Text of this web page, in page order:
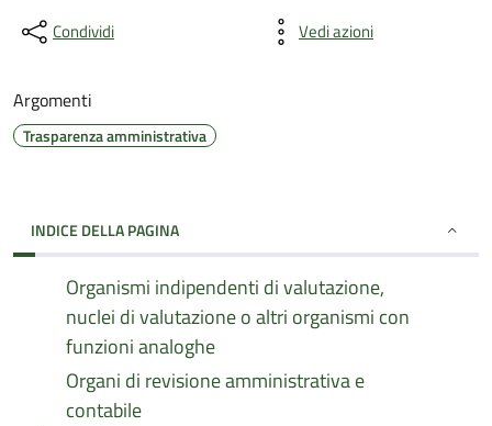
Condividi Vedi azioni
Argomenti
Trasparenza amministrativa
INDICE DELLA PAGINA
Organismi indipendenti di valutazione,
nuclei di valutazione o altri organismi con
funzioni analoghe
Organi di revisione amministrativa e
contabile